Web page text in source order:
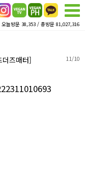
오늘방문 38,353 / 총방문 81,027,316
즈매터] 11/10